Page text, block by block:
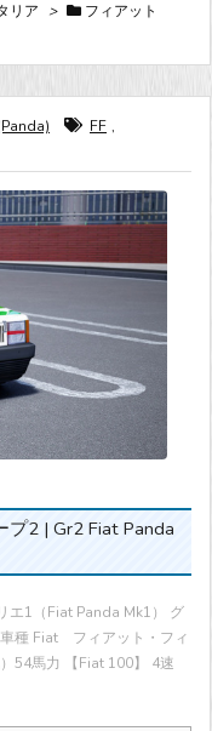
リア >
フィアット
FF ,
2 | Gr2 Fiat Panda
エ1（Fiat Panda Mk1） グ
種 Fiat フィアット・フィ
54馬力
【Fiat 100】 4速